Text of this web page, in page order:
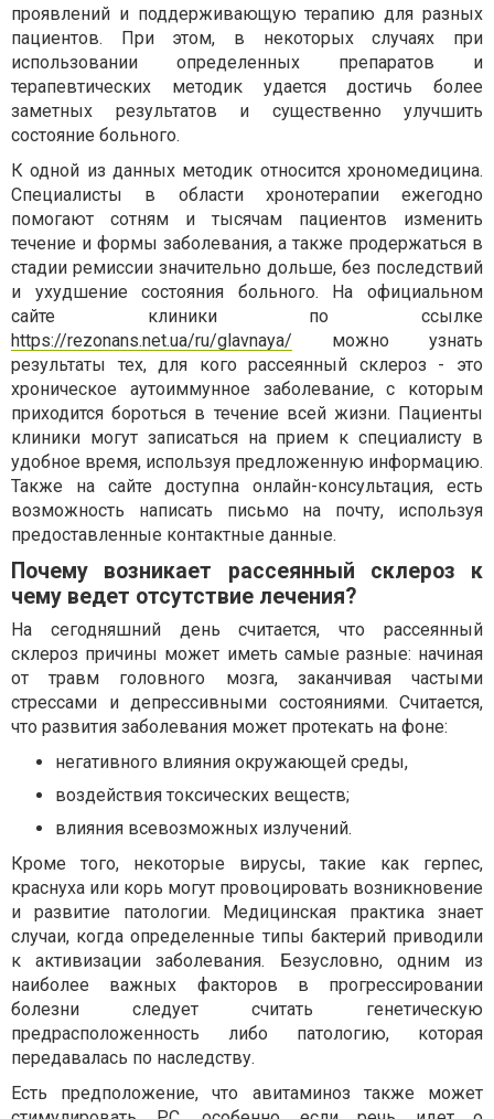
проявлений и поддерживающую терапию для разных
пациентов. При этом, в некоторых случаях при
использовании определенных препаратов и
терапевтических методик удается достичь более
заметных результатов и существенно улучшить
состояние больного.
К одной из данных методик относится хрономедицина.
Специалисты в области хронотерапии ежегодно
помогают сотням и тысячам пациентов изменить
течение и формы заболевания, а также продержаться в
стадии ремиссии значительно дольше, без последствий
и ухудшение состояния больного. На официальном
сайте клиники по ссылке
https://rezonans.net.ua/ru/glavnaya/ можно узнать
результаты тех, для кого рассеянный склероз - это
хроническое аутоиммунное заболевание, с которым
приходится бороться в течение всей жизни. Пациенты
клиники могут записаться на прием к специалисту в
удобное время, используя предложенную информацию.
Также на сайте доступна онлайн-консультация, есть
возможность написать письмо на почту, используя
предоставленные контактные данные.
Почему возникает рассеянный склероз к
чему ведет отсутствие лечения?
На сегодняшний день считается, что рассеянный
склероз причины может иметь самые разные: начиная
от травм головного мозга, заканчивая частыми
стрессами и депрессивными состояниями. Считается,
что развития заболевания может протекать на фоне:
негативного влияния окружающей среды,
воздействия токсических веществ;
влияния всевозможных излучений.
Кроме того, некоторые вирусы, такие как герпес,
краснуха или корь могут провоцировать возникновение
и развитие патологии. Медицинская практика знает
случаи, когда определенные типы бактерий приводили
к активизации заболевания. Безусловно, одним из
наиболее важных факторов в прогрессировании
болезни следует считать генетическую
предрасположенность либо патологию, которая
передавалась по наследству.
Есть предположение, что авитаминоз также может